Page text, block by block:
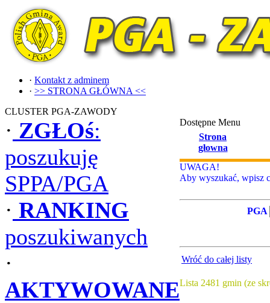
· Kontakt z adminem
· >> STRONA GŁÓWNA <<
CLUSTER PGA-ZAWODY
· ZGŁOś:
poszukuję
SPPA/PGA
· RANKING
poszukiwanych
·
AKTYWOWANE
Dostępne Menu
Strona
głowna
UWAGA!
Aby wyszukać, wpisz
PGA
Wróć do całej listy
Lista 2481 gmin (ze